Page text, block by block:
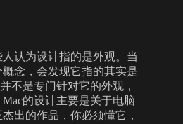
认为设计指的是外观。当
念，会发现它指的其实是
不是专门针对它的外观，
的设计主要是关于电脑
出的作品，你必须懂它，